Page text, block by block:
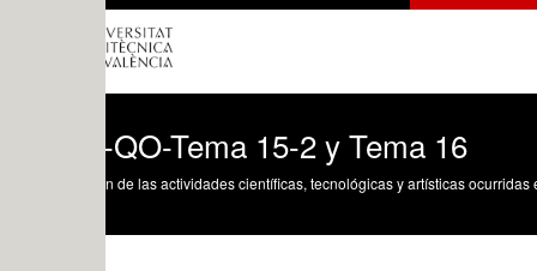
Tema 15-2 y Tema 16
de las actividades científicas, tecnológicas y artísticas ocurridas en los tres